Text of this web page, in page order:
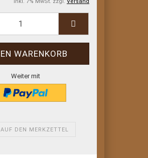
Weiter mit
AUF DEN MERKZETTEL